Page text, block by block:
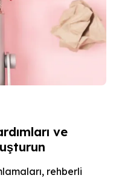
ve
rehberli